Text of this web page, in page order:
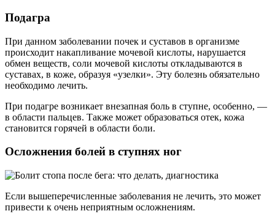
Подагра
При данном заболевании почек и суставов в организме
происходит накапливание мочевой кислоты, нарушается
обмен веществ, соли мочевой кислоты откладываются в
суставах, в коже, образуя «узелки». Эту болезнь обязательно
необходимо лечить.
При подагре возникает внезапная боль в ступне, особенно, —
в области пальцев. Также может образоваться отек, кожа
становится горячей в области боли.
Осложнения болей в ступнях ног
Если вышеперечисленные заболевания не лечить, это может
привести к очень неприятным осложнениям.